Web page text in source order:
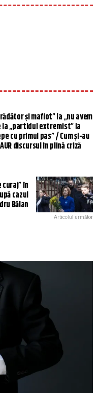
și mafiot” la „nu avem
la „partidul extremist” la
cu primul pas” / Cum și-au
discursul în plină criză
în
cazul
Bălan
Articolul următor